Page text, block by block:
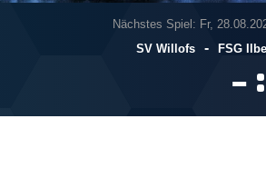
Nächstes Spiel: Fr,
SV Willofs
- FSG
 :